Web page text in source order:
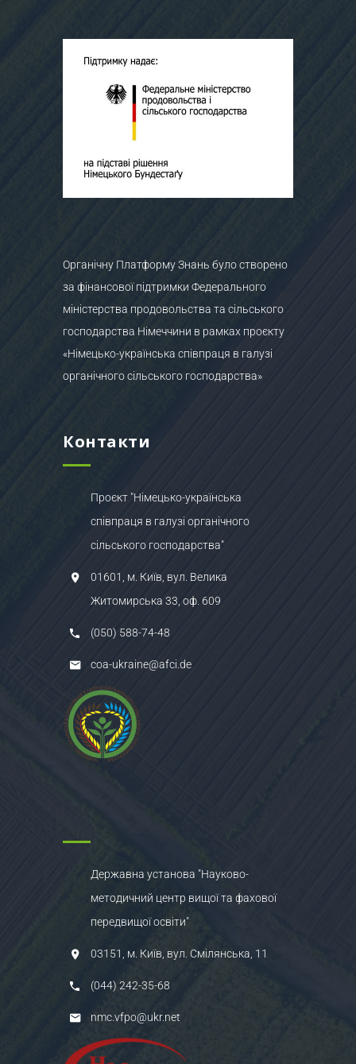
Органічну Платформу Знань було створено
за фінансової підтримки Федерального
міністерства продовольства та сільського
господарства Німеччини в рамках проєкту
«Німецько-українська співпраця в галузі
органічного сільського господарства»
Контакти
Проєкт "Німецько-українська
співпраця в галузі органічного
сільського господарства"
01601, м. Київ, вул. Велика
Житомирська 33, оф. 609
(050) 588-74-48
coa-ukraine@afci.de
Державна установа "Науково-
методичний центр вищої та фахової
передвищої освіти"
03151, м. Київ, вул. Смілянська, 11
(044) 242-35-68
nmc.vfpo@ukr.net